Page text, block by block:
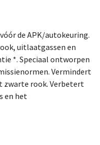
de APK/autokeuring.
uitlaatgassen en
*. Speciaal ontworpen
Vermindert
zwarte rook. Verbetert
en het